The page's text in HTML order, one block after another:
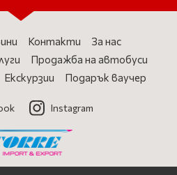
Контакти
За нас
Продажба на автобуси
Екскурзии Подарък ваучер
Instagram